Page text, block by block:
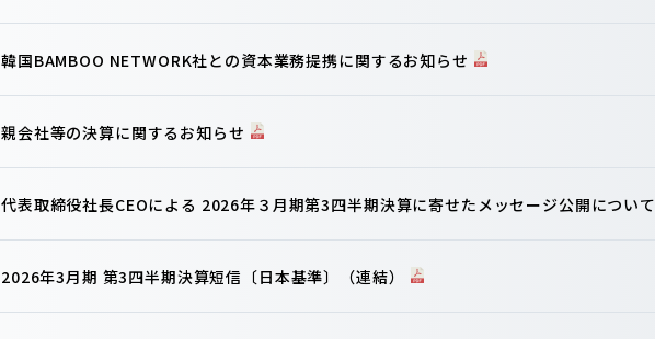
韓国BAMBOO NETWORK社との資本業務提携に関するお知らせ
親会社等の決算に関するお知らせ
代表取締役社長CEOによる 2026年３月期第3四半期決算に寄せたメッセージ公開について
2026年3月期 第3四半期決算短信〔日本基準〕（連結）